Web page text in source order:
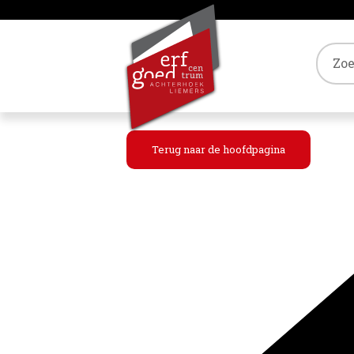
Terug naar de hoofdpagina